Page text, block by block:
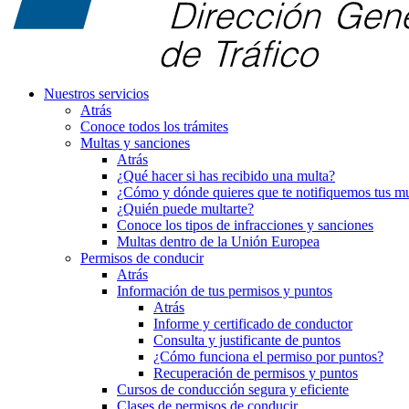
Nuestros servicios
Atrás
Conoce todos los trámites
Multas y sanciones
Atrás
¿Qué hacer si has recibido una multa?
¿Cómo y dónde quieres que te notifiquemos tus
¿Quién puede multarte?
Conoce los tipos de infracciones y sanciones
Multas dentro de la Unión Europea
Permisos de conducir
Atrás
Información de tus permisos y puntos
Atrás
Informe y certificado de conductor
Consulta y justificante de puntos
¿Cómo funciona el permiso por puntos?
Recuperación de permisos y puntos
Cursos de conducción segura y eficiente